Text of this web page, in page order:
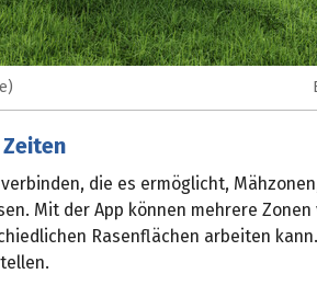
die es ermöglicht,
Mit der App können mehrere
Rasenflächen arbeiten